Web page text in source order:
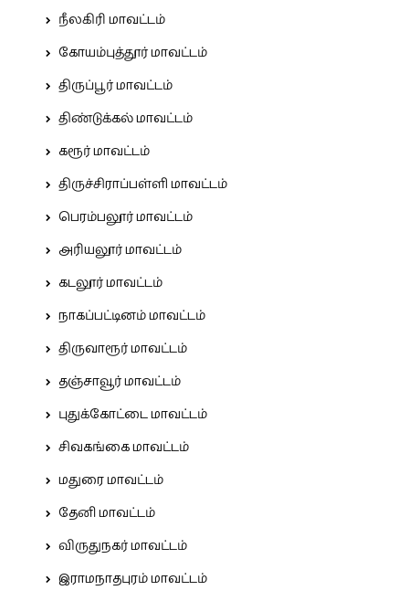
நீலகிரி மாவட்டம்
கோயம்புத்தூர் மாவட்டம்
திருப்பூர் மாவட்டம்
திண்டுக்கல் மாவட்டம்
கரூர் மாவட்டம்
திருச்சிராப்பள்ளி மாவட்டம்
பெரம்பலூர் மாவட்டம்
அரியலூர் மாவட்டம்
கடலூர் மாவட்டம்
நாகப்பட்டினம் மாவட்டம்
திருவாரூர் மாவட்டம்
தஞ்சாவூர் மாவட்டம்
புதுக்கோட்டை மாவட்டம்
சிவகங்கை மாவட்டம்
மதுரை மாவட்டம்
தேனி மாவட்டம்
விருதுநகர் மாவட்டம்
இராமநாதபுரம் மாவட்டம்